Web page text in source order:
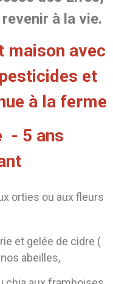
à la vie.
maison avec
et
à la ferme
- 5 ans
orties ou aux fleurs
et gelée de cidre (
abeilles,